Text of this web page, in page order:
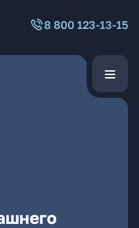
8 800 123-13-15